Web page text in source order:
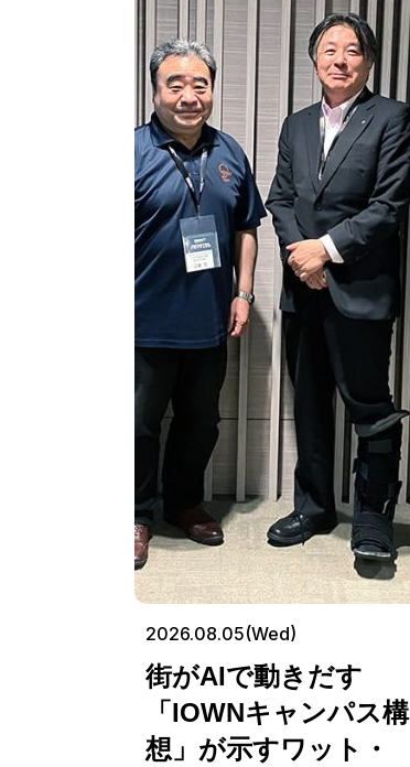
2026.08.05(Wed)
街がAIで動きだす
「IOWNキャンパス構
想」が示すワット・